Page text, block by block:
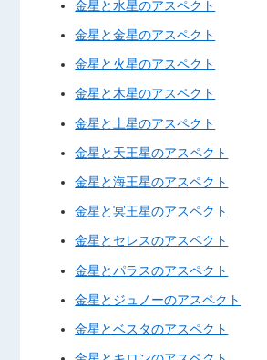
金星と水星のアスペクト
金星と金星のアスペクト
金星と火星のアスペクト
金星と木星のアスペクト
金星と土星のアスペクト
金星と天王星のアスペクト
金星と海王星のアスペクト
金星と冥王星のアスペクト
金星とセレスのアスペクト
金星とパラスのアスペクト
金星とジュノーのアスペクト
金星とベスタのアスペクト